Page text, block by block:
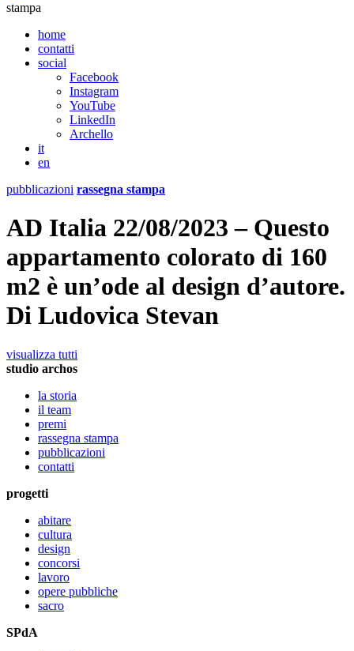
stampa
home
contatti
social
Facebook
Instagram
YouTube
LinkedIn
Archello
it
en
pubblicazioni rassegna stampa
AD Italia 22/08/2023 – Questo
appartamento colorato di 160
m2 è un’ode al design d’autore.
Di Ludovica Stevan
visualizza tutti
studio archos
la storia
il team
premi
rassegna stampa
pubblicazioni
contatti
progetti
abitare
cultura
design
concorsi
lavoro
opere pubbliche
sacro
SPdA